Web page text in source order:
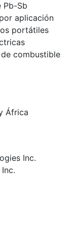
Pb-Sb
aplicación
portátiles
combustible
África
Inc.